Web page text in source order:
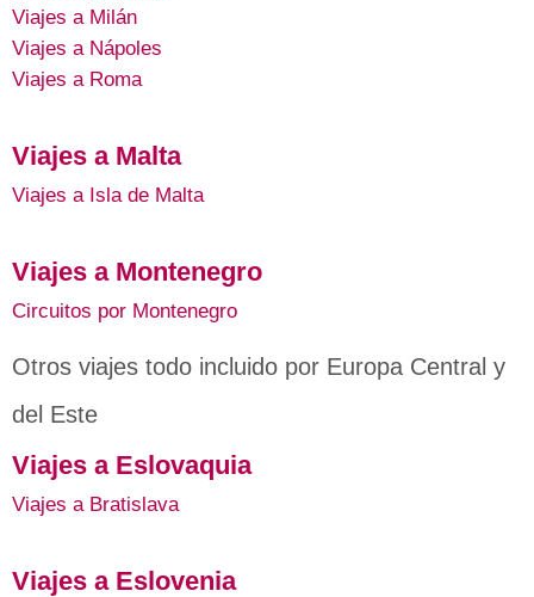
Viajes a Milán
Viajes a Nápoles
Viajes a Roma
Viajes a Malta
Viajes a Isla de Malta
Viajes a Montenegro
Circuitos por Montenegro
Otros viajes todo incluido por Europa Central y
del Este
Viajes a Eslovaquia
Viajes a Bratislava
Viajes a Eslovenia